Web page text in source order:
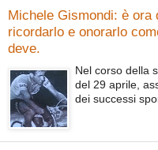
Michele Gismondi: è ora
ricordarlo e onorarlo
deve.
Nel corso della
del 29 aprile,
dei successi